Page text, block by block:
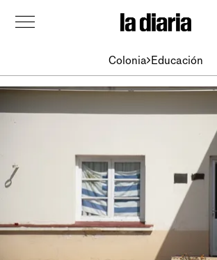
Colonia Educación